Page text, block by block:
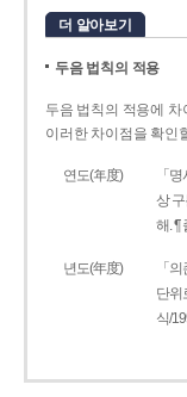
더 알아보기
두음 법칙의 적용
두음 법칙의 적용에 차
이러한 차이점을 확인
연도(年度)
「
상
해. ¶
년도(年度)
「
단위
식/